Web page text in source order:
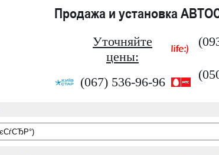
Продажа и установка
Уточняйте
цены:
(067) 536-96-96